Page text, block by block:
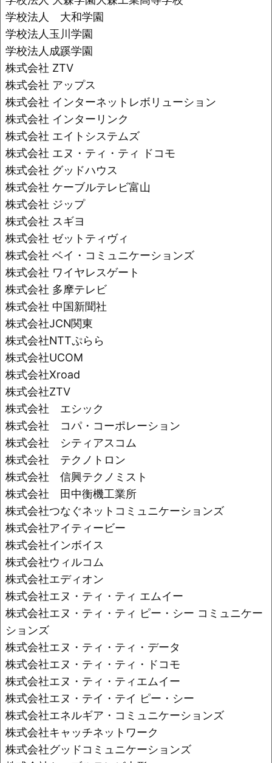
学校法人 大和学園
学校法人玉川学園
学校法人成蹊学園
株式会社 ZTV
株式会社 アップス
株式会社 インターネットレボリューション
株式会社 インターリンク
株式会社 エイトシステムズ
株式会社 エヌ・ティ・ティ ドコモ
株式会社 グッドハウス
株式会社 ケーブルテレビ富山
株式会社 ジップ
株式会社 スギヨ
株式会社 ゼットティヴィ
株式会社 ベイ・コミュニケーションズ
株式会社 ワイヤレスゲート
株式会社 多摩テレビ
株式会社 中国新聞社
株式会社JCN関東
株式会社NTTぷらら
株式会社UCOM
株式会社Xroad
株式会社ZTV
株式会社 エシック
株式会社 コパ・コーポレーション
株式会社 シティアスコム
株式会社 テクノトロン
株式会社 信興テクノミスト
株式会社 田中衡機工業所
株式会社つなぐネットコミュニケーションズ
株式会社アイティービー
株式会社インボイス
株式会社ウィルコム
株式会社エディオン
株式会社エヌ・ティ・ティ エムイー
株式会社エヌ・ティ・ティ ピー・シー コミュニケー
ションズ
株式会社エヌ・ティ・ティ・データ
株式会社エヌ・ティ・ティ・ドコモ
株式会社エヌ・ティ・ティエムイー
株式会社エヌ・テイ・テイ ピー・シー
株式会社エネルギア・コミュニケーションズ
株式会社キャッチネットワーク
株式会社グッドコミュニケーションズ